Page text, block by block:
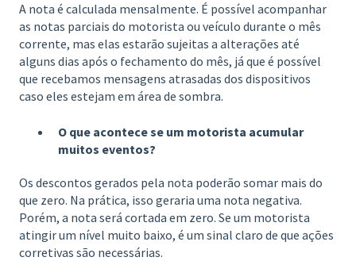
A nota é calculada mensalmente. É possível acompanhar
as notas parciais do motorista ou veículo durante o mês
corrente, mas elas estarão sujeitas a alterações até
alguns dias após o fechamento do mês, já que é possível
que recebamos mensagens atrasadas dos dispositivos
caso eles estejam em área de sombra.
O que acontece se um motorista acumular
muitos eventos?
Os descontos gerados pela nota poderão somar mais do
que zero. Na prática, isso geraria uma nota negativa.
Porém, a nota será cortada em zero. Se um motorista
atingir um nível muito baixo, é um sinal claro de que ações
corretivas são necessárias.